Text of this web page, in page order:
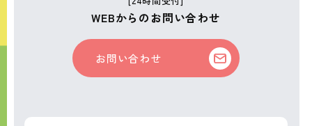
WEBからのお問い合わせ
お問い合わせ